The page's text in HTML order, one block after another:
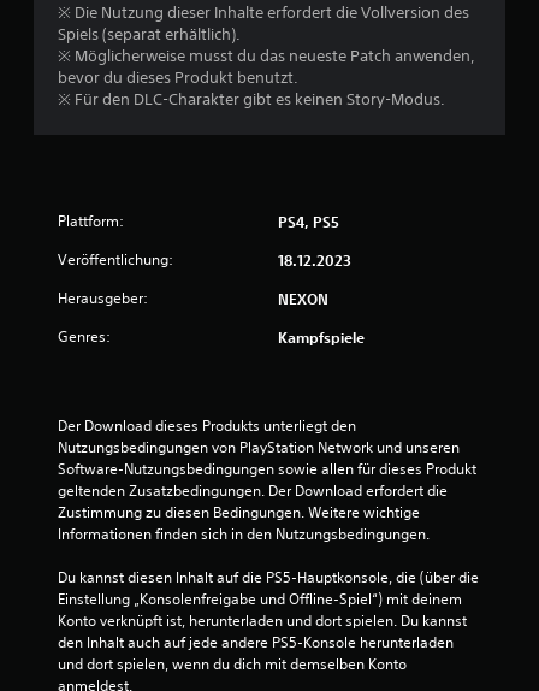
g
※ Die Nutzung dieser Inhalte erfordert die Vollversion des
Spiels (separat erhältlich).
※ Möglicherweise musst du das neueste Patch anwenden,
bevor du dieses Produkt benutzt.
※ Für den DLC-Charakter gibt es keinen Story-Modus.
Plattform: PS4, PS5
Veröffentlichung: 18.12.2023
Herausgeber: NEXON
Genres: Kampfspiele
Der Download dieses Produkts unterliegt den
Nutzungsbedingungen von PlayStation Network und unseren
Software-Nutzungsbedingungen sowie allen für dieses Produkt
geltenden Zusatzbedingungen. Der Download erfordert die
Zustimmung zu diesen Bedingungen. Weitere wichtige
Informationen finden sich in den Nutzungsbedingungen.
Du kannst diesen Inhalt auf die PS5-Hauptkonsole, die (über die
Einstellung „Konsolenfreigabe und Offline-Spiel“) mit deinem
Konto verknüpft ist, herunterladen und dort spielen. Du kannst
den Inhalt auch auf jede andere PS5-Konsole herunterladen
und dort spielen, wenn du dich mit demselben Konto
anmeldest.